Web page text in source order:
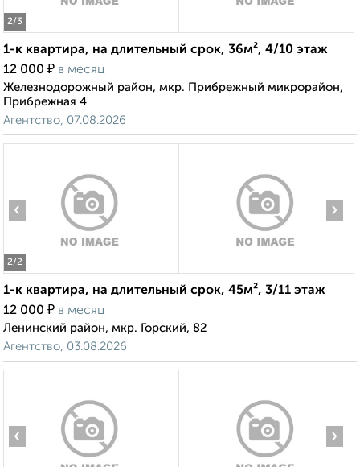
2/3
1-к квартира, на длительный срок, 36м², 4/10 этаж
12 000 ₽ в месяц
Железнодорожный район, мкр. Прибрежный микрорайон,
Прибрежная 4
Агентство, 07.08.2026
2/2
‹ ›
1-к квартира, на длительный срок, 45м², 3/11 этаж
12 000 ₽ в месяц
Ленинский район, мкр. Горский, 82
Агентство, 03.08.2026
‹ ›